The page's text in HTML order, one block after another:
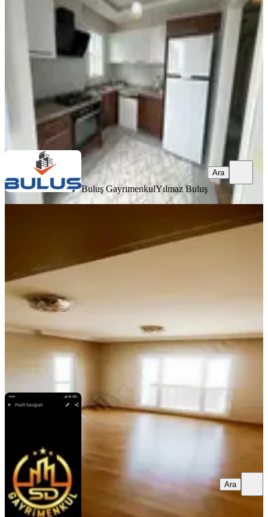
Seyhan, Gürselpaşa Mahallesi
2+1·110 m²· 06.08.2026
31.000 ₺
Buluş GayrimenkulYılmaz Buluş
Ara
Buluş GayrimenkulYılmaz Buluş
Ara
Sd Emlak & Gayrimenkulden Kıyı
Boyu İsmetpaşa 3+1 Kiralık Daire
Seyhan, İsmetpaşa Mahallesi
SD GAYRİMENKUL ŞULE DOLGUN
Ara